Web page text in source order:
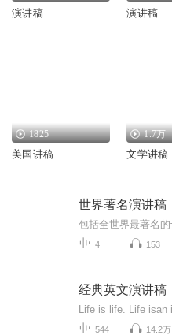
演讲稿 演讲稿
1825
美国讲稿
1.7万
文学讲稿
世界著名演讲稿
4 153
经典英文演讲稿
544 14.2万